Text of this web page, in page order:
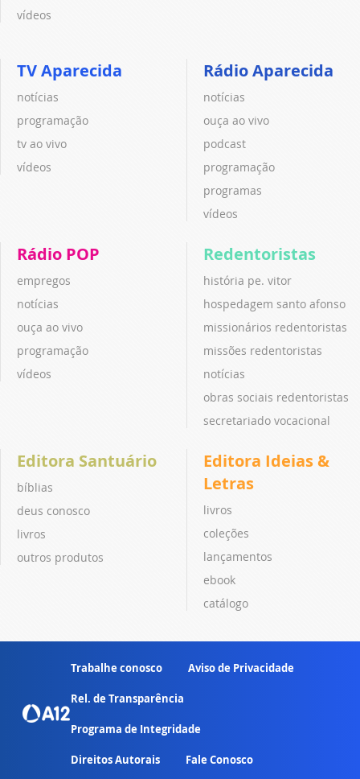
vídeos
TV Aparecida
notícias
programação
tv ao vivo
vídeos
Rádio Aparecida
notícias
ouça ao vivo
podcast
programação
programas
vídeos
Rádio POP
empregos
notícias
ouça ao vivo
programação
vídeos
Redentoristas
história pe. vitor
hospedagem santo afonso
missionários redentoristas
missões redentoristas
notícias
obras sociais redentoristas
secretariado vocacional
Editora Santuário
bíblias
deus conosco
livros
outros produtos
Editora Ideias &
Letras
livros
coleções
lançamentos
ebook
catálogo
Trabalhe conosco Aviso de Privacidade
Rel. de Transparência
Programa de Integridade
Direitos Autorais Fale Conosco